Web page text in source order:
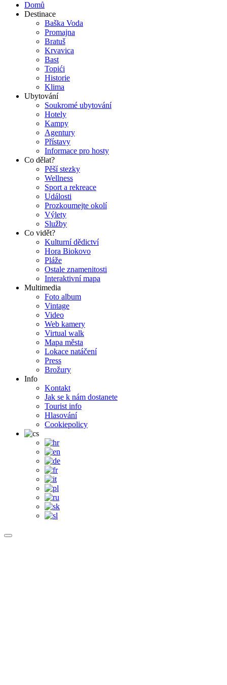
Domů
Destinace
Baška Voda
Promajna
Bratuš
Krvavica
Bast
Topići
Historie
Klima
Ubytování
Soukromé ubytování
Hotely
Kampy
Agentury
Přístavy
Informace pro hosty
Co dělat?
Pěší stezky
Wellness
Sport a rekreace
Události
Prozkoumejte okolí
Výlety
Služby
Co vidět?
Kulturní dědictví
Hora Biokovo
Pláže
Ostale znamenitosti
Interaktivní mapa
Multimedia
Foto album
Vintage
Video
Web kamery
Virtual walk
Mapa města
Lokace natáčení
Press
Brožury
Info
Kontakt
Jak se k nám dostanete
Tourist info
Hlasování
Cookiepolicy